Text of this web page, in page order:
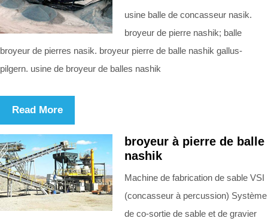
usine balle de concasseur nasik.
broyeur de pierre nashik; balle
broyeur de pierres nasik. broyeur pierre de balle nashik gallus-
pilgern. usine de broyeur de balles nashik
Read More
broyeur à pierre de balle
nashik
Machine de fabrication de sable VSI
(concasseur à percussion) Système
de co-sortie de sable et de gravier